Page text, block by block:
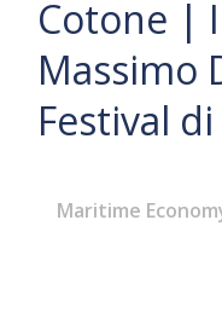
Cotone |
Massimo
Festival
Maritime